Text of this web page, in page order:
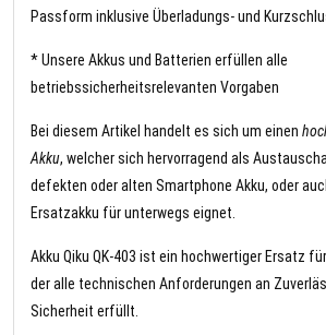
Passform inklusive Überladungs- und
* Unsere Akkus und Batterien erfüllen alle
betriebssicherheitsrelevanten Vorgaben
Bei diesem Artikel handelt es sich um einen
Akku, welcher sich hervorragend als
defekten oder alten Smartphone Akku, oder
Ersatzakku für unterwegs eignet.
Akku Qiku QK-403 ist ein hochwertiger Ersatz
der alle technischen Anforderungen an
Sicherheit erfüllt.